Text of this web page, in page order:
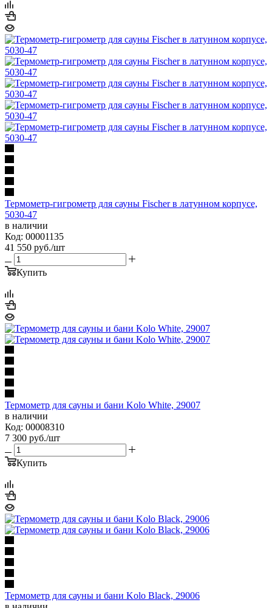
Термометр-гигрометр для сауны Fischer в латунном корпусе,
5030-47
в наличии
Код: 00001135
41 550 руб./шт
Купить
Термометр для сауны и бани Kolo White, 29007
в наличии
Код: 00008310
7 300 руб./шт
Купить
Термометр для сауны и бани Kolo Black, 29006